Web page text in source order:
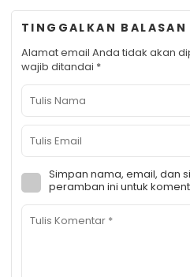
TINGGALKAN BALASAN
Alamat email Anda tidak akan
wajib ditandai *
Simpan nama, email, dan
peramban ini untuk